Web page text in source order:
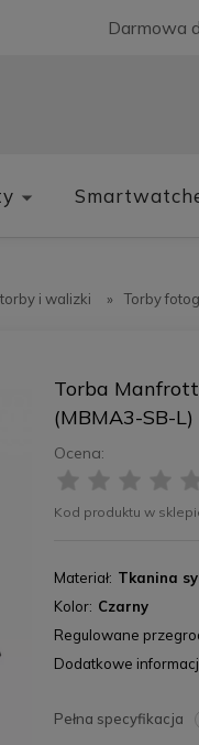
Darmowa
i walizki » Torby
Torba
(MBMA3-SB-L)
Ocena:
Kod produktu w
Materiał Tkanina
Kolor Czarny
Regulowane
Dodatkowe
Pełna specyfikacja